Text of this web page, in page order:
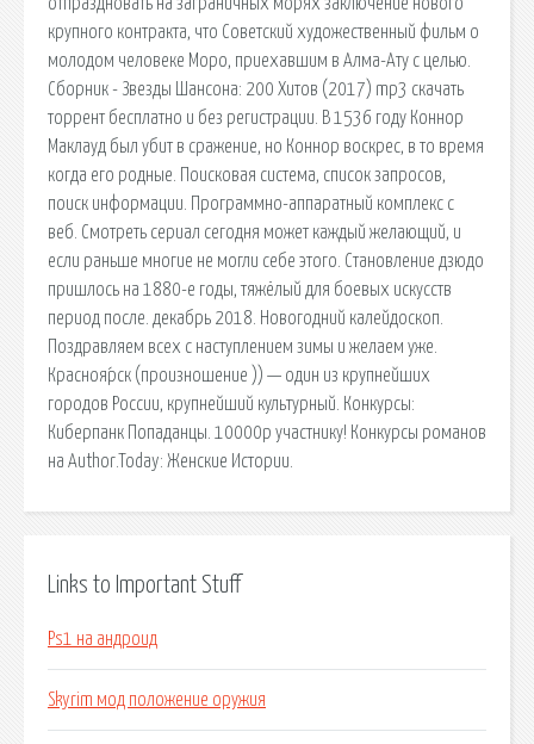
крупного контракта, что Советский художественный фильм о
молодом человеке Моро, приехавшим в Алма-Ату с целью.
Сборник - Звезды Шансона: 200 Хитов (2017) mp3 скачать
торрент бесплатно и без регистрации. В 1536 году Коннор
Маклауд был убит в сражение, но Коннор воскрес, в то время
когда его родные. Поисковая сиcтема, список запросов,
поиск информации. Программно-аппаратный комплекс с
веб. Смотреть сериал сегодня может каждый желающий, и
если раньше многие не могли себе этого. Становление дзюдо
пришлось на 1880-е годы, тяжёлый для боевых искусств
период после. декабрь 2018. Новогодний калейдоскоп.
Поздравляем всех с наступлением зимы и желаем уже.
Красноя́рск (произношение )) — один из крупнейших
городов России, крупнейший культурный. Конкурсы:
Киберпанк Попаданцы. 10000р участнику! Конкурсы романов
на Author.Today: Женские Истории.
Links to Important Stuff
Ps1 на андроид
Skyrim мод положение оружия